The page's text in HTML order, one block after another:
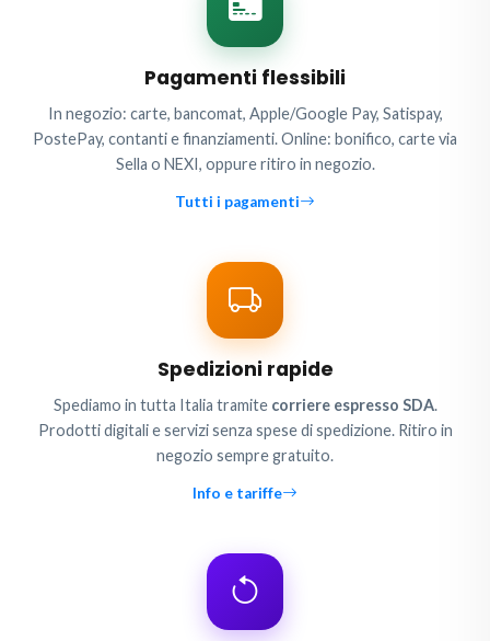
Pagamenti flessibili
In negozio: carte, bancomat, Apple/Google Pay, Satispay,
PostePay, contanti e finanziamenti. Online: bonifico, carte via
Sella o NEXI, oppure ritiro in negozio.
Tutti i pagamenti
Spedizioni rapide
Spediamo in tutta Italia tramite corriere espresso SDA.
Prodotti digitali e servizi senza spese di spedizione. Ritiro in
negozio sempre gratuito.
Info e tariffe